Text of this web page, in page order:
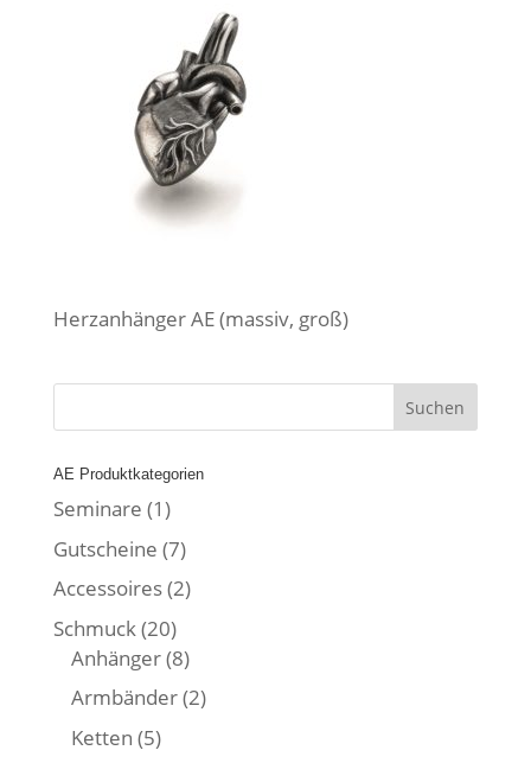
Herzanhänger AE (massiv, groß)
AE Produktkategorien
Seminare (1)
Gutscheine (7)
Accessoires(2)
Schmuck(20)
Anhänger(8)
Armbänder(2)
Ketten (5)